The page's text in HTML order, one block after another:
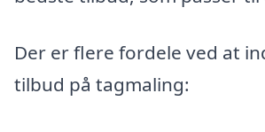
Der er flere fordele ved at
tilbud på tagmaling: